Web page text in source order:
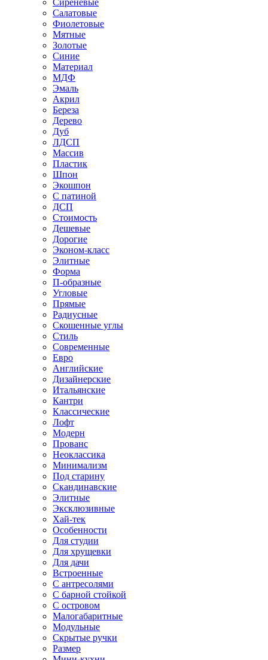
Сиреневые
Салатовые
Фиолетовые
Мятные
Золотые
Синие
Материал
МДФ
Эмаль
Акрил
Береза
Дерево
Дуб
ЛДСП
Массив
Пластик
Шпон
Экошпон
С патиной
ДСП
Стоимость
Дешевые
Дорогие
Эконом-класс
Элитные
Форма
П-образные
Угловые
Прямые
Радиусные
Скошенные углы
Стиль
Современные
Евро
Английские
Дизайнерские
Итальянские
Кантри
Классические
Лофт
Модерн
Прованс
Неоклассика
Минимализм
Под старину
Скандинавские
Элитные
Эксклюзивные
Хай-тек
Особенности
Для студии
Для хрущевки
Для дачи
Встроенные
С антресолями
С барной стойкой
С островом
Малогабаритные
Модульные
Скрытые ручки
Размер